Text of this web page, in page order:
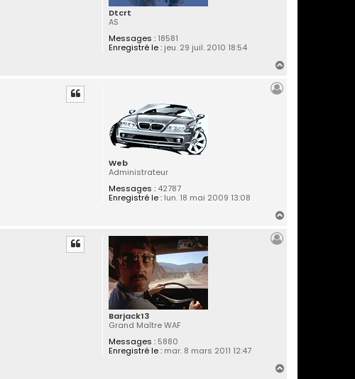
Dtcrt
AS
Messages :18581
Enregistré le :jeu. 29 juil. 2010 18:54
Web
Administrateur
Messages :42787
Enregistré le :lun. 18 mai 2009 13:08
Barjack13
Grand Maître WAF
Messages :5880
Enregistré le :mar. 8 mars 2011 12:47